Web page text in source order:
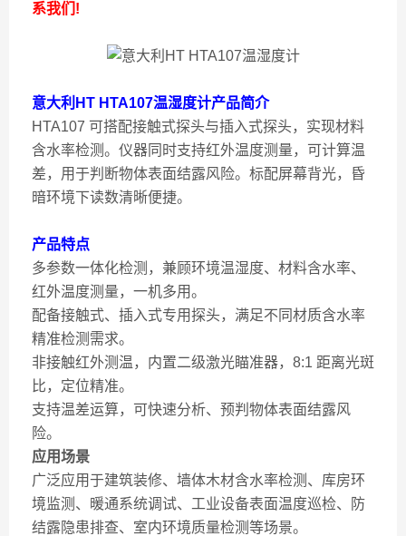
系我们!
意大利HT HTA107温湿度计产品简介
HTA107 可搭配接触式探头与插入式探头，实现材料
含水率检测。仪器同时支持红外温度测量，可计算温
差，用于判断物体表面结露风险。标配屏幕背光，昏
暗环境下读数清晰便捷。
产品特点
多参数一体化检测，兼顾环境温湿度、材料含水率、
红外温度测量，一机多用。
配备接触式、插入式专用探头，满足不同材质含水率
精准检测需求。
非接触红外测温，内置二级激光瞄准器，8:1 距离光斑
比，定位精准。
支持温差运算，可快速分析、预判物体表面结露风
险。
应用场景
广泛应用于建筑装修、墙体木材含水率检测、库房环
境监测、暖通系统调试、工业设备表面温度巡检、防
结露隐患排查、室内环境质量检测等场景。